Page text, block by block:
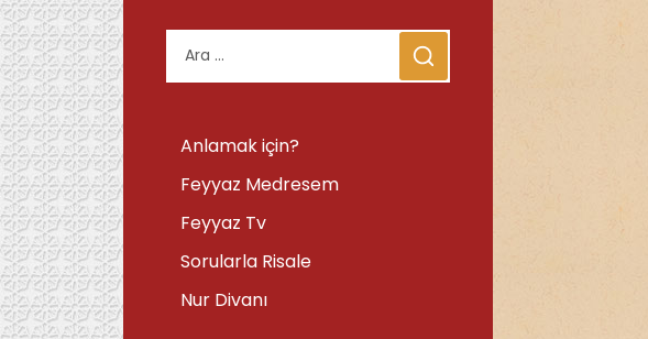
Arama:
Anlamak için?
Feyyaz Medresem
Feyyaz Tv
Sorularla Risale
Nur Divanı